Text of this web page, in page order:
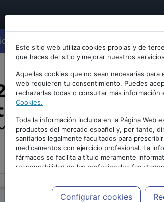
Este sitio web utiliza cookies propias y de
que haces del sitio y mejorar nuestros
Aquellas cookies que no sean necesarias para
web requieren tu consentimiento. Puedes
rechazarlas todas o consultar más información
Cookies.
Toda la información incluida en la Página Web
productos del mercado español y, por tanto,
sanitarios legalmente facultados para
medicamentos con ejercicio profesional. La
fármacos se facilita a título meramente
responsabilidad de los profesionales
medicamentos y decidir, en cada caso
adecuado a las necesidades del paciente.
Configurar cookies
PUBLICIDAD